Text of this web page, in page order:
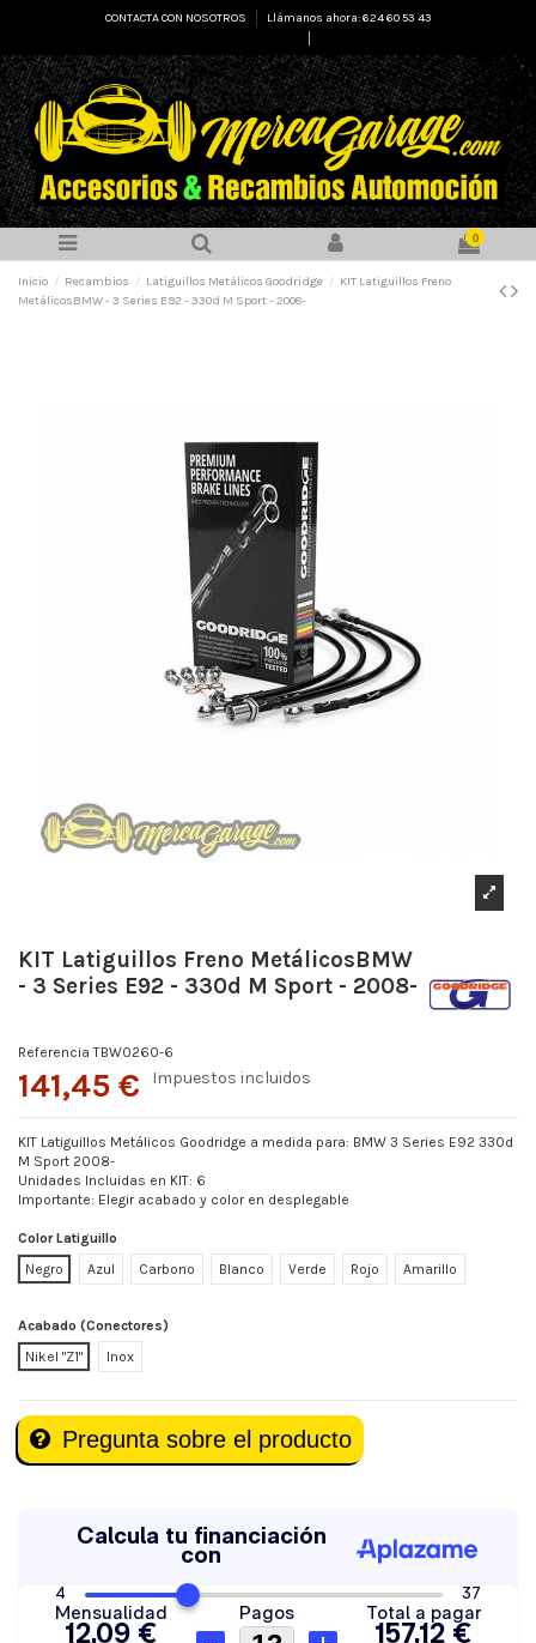
CONTACTA CON NOSOTROS
Llámanos ahora: 624 60 53 43
0
Inicio Recambios Latiguillos Metálicos Goodridge
KIT Latiguillos Freno
MetálicosBMW - 3 Series E92 - 330d M Sport - 2008-
KIT Latiguillos Freno MetálicosBMW
- 3 Series E92 - 330d M Sport - 2008-
Referencia TBW0260-6
141,45 € Impuestos incluidos
KIT Latiguillos Metálicos Goodridge a medida para: BMW 3 Series E92 330d
M Sport 2008-
Unidades Incluidas en KIT: 6
Importante: Elegir acabado y color en desplegable
Color Latiguillo
Negro
Azul Carbono Blanco Verde Rojo Amarillo
Acabado (Conectores)
Nikel "Z1"
Inox
Pregunta sobre el producto